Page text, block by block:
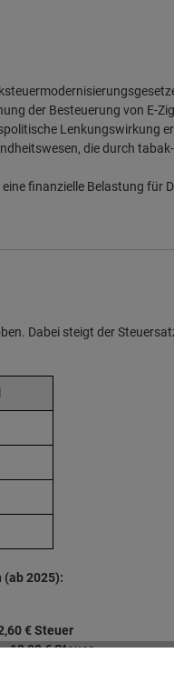
der Besteuerung von E-
Lenkungswirkung
die durch
finanzielle Belastung
Dabei steigt der
2025):
€ Steuer
=13,00 € Steuer